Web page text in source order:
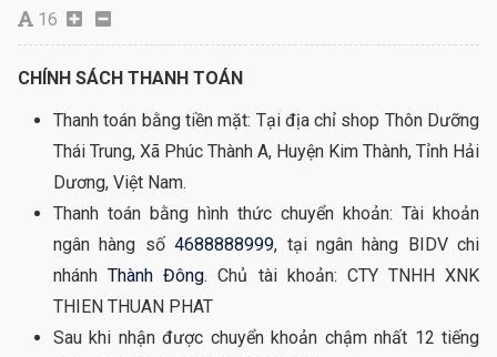
16
CHÍNH SÁCH THANH TOÁN
Thanh toán bằng tiền mặt: Tại địa chỉ shop Thôn Dưỡng
Thái Trung, Xã Phúc Thành A, Huyện Kim Thành, Tỉnh Hải
Dương, Việt Nam.
Thanh toán bằng hình thức chuyển khoản: Tài khoản
ngân hàng số4688888999, tại ngân hàng BIDV chi
nhánhThành Đông. Chủ tài khoản: CTY TNHH XNK
THIEN THUAN PHAT
Sau khi nhận được chuyển khoản chậm nhất 12 tiếng